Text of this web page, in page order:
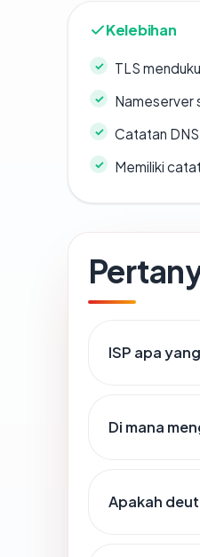
Kelebihan
TLS
Nameserver
Catatan
Memiliki
ISP apa
Di mana
Apakah